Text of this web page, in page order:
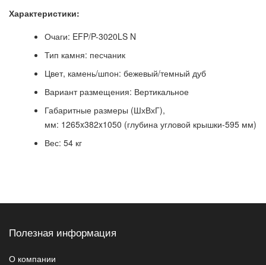
Характеристики:
Очаги: EFP/P-3020LS N
Тип камня: песчаник
Цвет, камень/шпон: бежевый/темный дуб
Вариант размещения: Вертикальное
Габаритные размеры (ШхВхГ),
мм: 1265x382x1050 (глубина угловой крышки-595 мм)
Вес: 54 кг
Полезная информация
О компании